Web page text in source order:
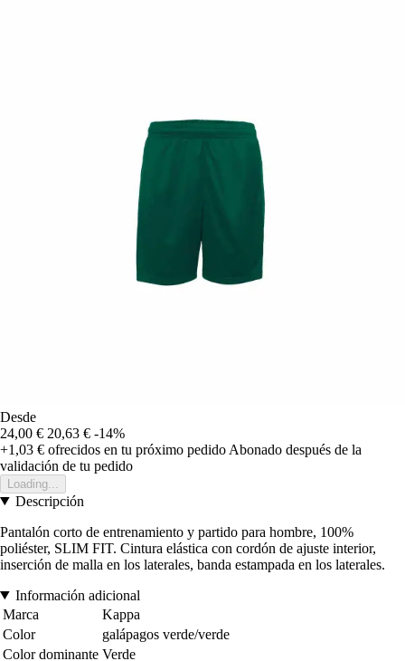
Desde
24,00 € 20,63 € -14%
+1,03 € ofrecidos en tu próximo pedido Abonado después de la
validación de tu pedido
Loading...
Descripción
Pantalón corto de entrenamiento y partido para hombre, 100%
poliéster, SLIM FIT. Cintura elástica con cordón de ajuste interior,
inserción de malla en los laterales, banda estampada en los laterales.
Información adicional
Marca
Kappa
Color
galápagos verde/verde
Color dominante Verde